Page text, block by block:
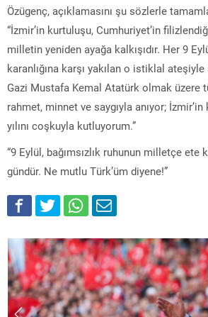
Özügenç, açıklamasını şu sözlerle
“İzmir’in kurtuluşu, Cumhuriyet’in
milletin yeniden ayağa kalkışıdır. Her 9
karanlığına karşı yakılan o istiklal ateşiyle
Gazi Mustafa Kemal Atatürk olmak üzere
rahmet, minnet ve saygıyla anıyor;
yılını coşkuyla kutluyorum.”
“9 Eylül, bağımsızlık ruhunun milletçe ete
gündür. Ne mutlu Türk’üm diyene!”